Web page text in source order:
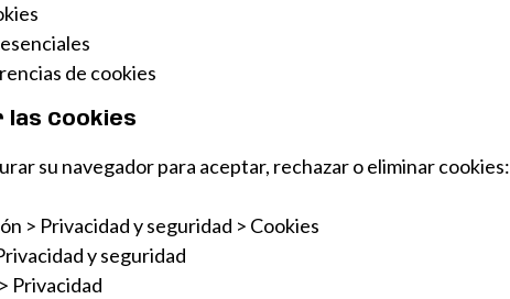
de cookies
las Cookies
su navegador para aceptar, rechazar o eliminar cookies:
> Privacidad y seguridad > Cookies
y seguridad
Privacidad